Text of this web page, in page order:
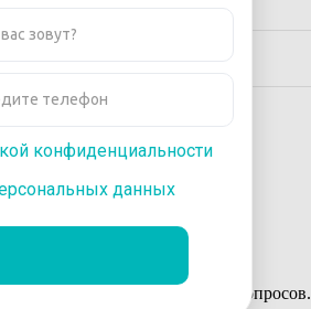
решения профессиональных вопросов.